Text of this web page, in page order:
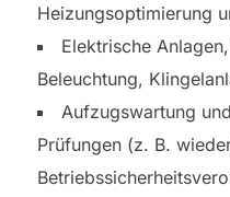
Heizungsoptimierung
Elektrische
Beleuchtung,
Aufzugswartung
Prüfungen (z. B.